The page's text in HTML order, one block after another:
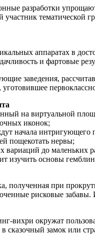
разработки
тематической
аппаратах в
и фартовые
заведения,
уготовившее
на виртуальной
иконок;
начала интригующего
пощекотать нервы;
вариаций до маленьких
изучить основы
полученная при
рисковые
вихри окружат
сказочный замок или